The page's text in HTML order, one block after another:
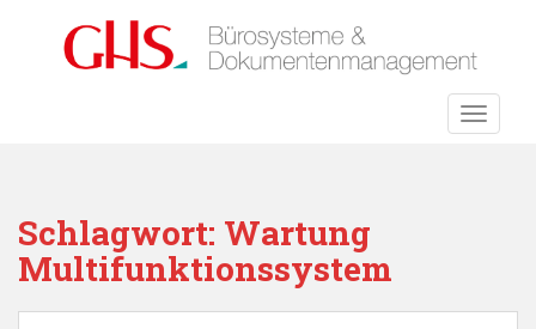
Schlagwort: Wartung
Multifunktionssystem